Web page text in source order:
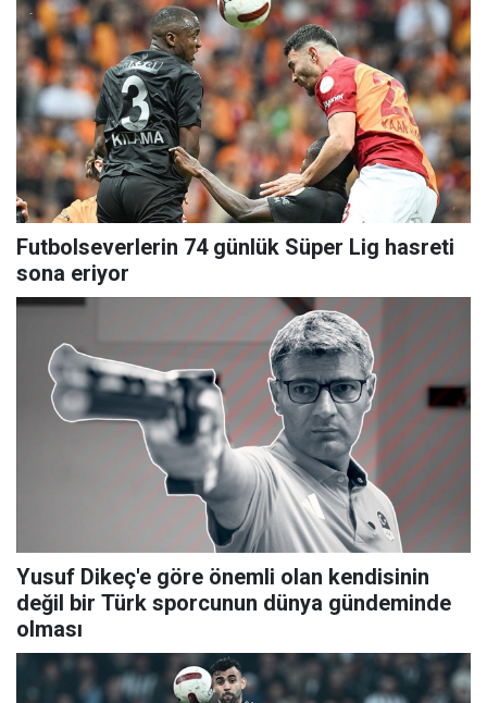
Futbolseverlerin 74 günlük Süper Lig hasreti
sona eriyor
Yusuf Dikeç'e göre önemli olan kendisinin
değil bir Türk sporcunun dünya gündeminde
olması